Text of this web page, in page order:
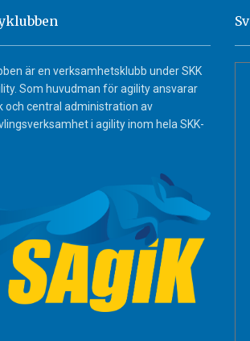
är en verksamhetsklubb under SKK
Som huvudman för agility ansvarar
och central administration av
i agility inom hela SKK-